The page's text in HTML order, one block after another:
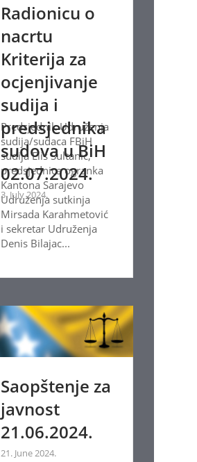
Radionicu o
nacrtu
Kriterija za
ocjenjivanje
sudija i
predsjednika
sudova u BiH
02.07.2024.
3. July 2024.
Predsjednik Udruženja
sudija/sudaca FBiH
sudija Elis Sultanić,
predsjednica ogranka
Kantona Sarajevo
Udruženja sutkinja
Mirsada Karahmetović
i sekretar Udruženja
Denis Bilajac...
Saopštenje za
javnost
21.06.2024.
21. June 2024.